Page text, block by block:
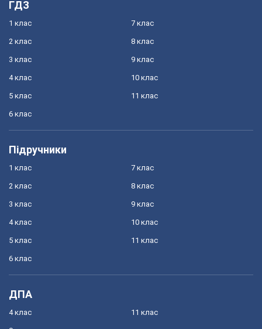
ГДЗ
1 клас
2 клас
3 клас
4 клас
5 клас
6 клас
7 клас
8 клас
9 клас
10 клас
11 клас
Підручники
1 клас
2 клас
3 клас
4 клас
5 клас
6 клас
7 клас
8 клас
9 клас
10 клас
11 клас
ДПА
4 клас 11 клас